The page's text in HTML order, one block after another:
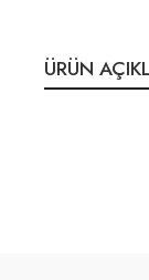
ÜRÜN